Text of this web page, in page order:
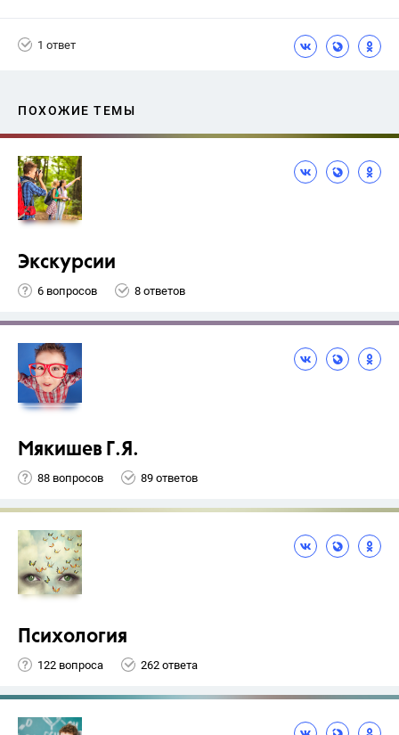
1 ответ
ПОХОЖИЕ ТЕМЫ
Экскурсии
6 вопросов 8 ответов
Мякишев Г.Я.
88 вопросов 89 ответов
Психология
122 вопроса 262 ответа